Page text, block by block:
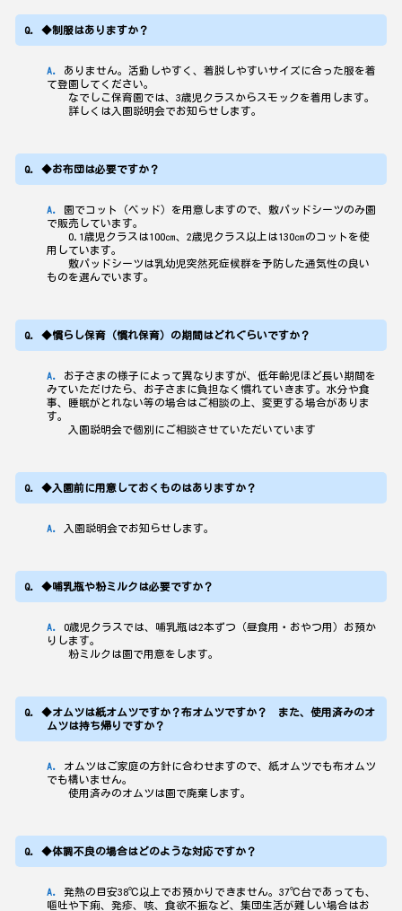
◆制服はありますか？
ありません。活動しやすく、着脱しやすいサイズに合った服を着
て登園してください。
なでしこ保育園では、3歳児クラスからスモックを着用します。
詳しくは入園説明会でお知らせします。
◆お布団は必要ですか？
園でコット（ベッド）を用意しますので、敷パッドシーツのみ園
で販売しています。
0.1歳児クラスは100㎝、2歳児クラス以上は130㎝のコットを使
用しています。
敷パッドシーツは乳幼児突然死症候群を予防した通気性の良い
ものを選んでいます。
◆慣らし保育（慣れ保育）の期間はどれぐらいですか？
お子さまの様子によって異なりますが、低年齢児ほど長い期間を
みていただけたら、お子さまに負担なく慣れていきます。水分や食
事、睡眠がとれない等の場合はご相談の上、変更する場合がありま
す。
入園説明会で個別にご相談させていただいています
◆入園前に用意しておくものはありますか？
入園説明会でお知らせします。
◆哺乳瓶や粉ミルクは必要ですか？
0歳児クラスでは、哺乳瓶は2本ずつ（昼食用・おやつ用）お預か
りします。
粉ミルクは園で用意をします。
◆オムツは紙オムツですか？布オムツですか？ また、使用済みのオ
ムツは持ち帰りですか？
オムツはご家庭の方針に合わせますので、紙オムツでも布オムツ
でも構いません。
使用済みのオムツは園で廃棄します。
◆体調不良の場合はどのような対応ですか？
発熱の目安38℃以上でお預かりできません。37℃台であっても、
嘔吐や下痢、発疹、咳、食欲不振など、集団生活が難しい場合はお